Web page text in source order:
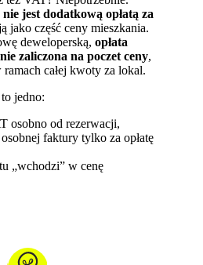
nie jest dodatkową opłatą za
jako część ceny mieszkania.
deweloperską,opłata
zaliczona na poczet ceny,
całej kwoty za lokal.
jedno:
osobno od rezerwacji,
faktury tylko za opłatę
„wchodzi” w cenę